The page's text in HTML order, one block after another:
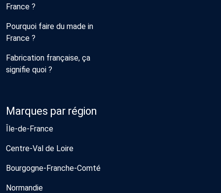
France ?
Pourquoi faire du made in
France ?
Fabrication française, ça
signifie quoi ?
Marques par région
Île-de-France
Centre-Val de Loire
Bourgogne-Franche-Comté
Normandie